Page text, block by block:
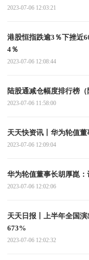
哪怕自言自语”
2023-07-06 12:03:21
港股恒指跌逾3％下挫近
4％
2023-07-06 12:08:44
陆股通减仓幅度排行榜（
2023-07-06 11:58:00
天天快资讯丨华为轮值
2023-07-06 12:09:04
华为轮值董事长胡厚崑
2023-07-06 12:02:06
天天日报丨上半年全国
673%
2023-07-06 12:02:32